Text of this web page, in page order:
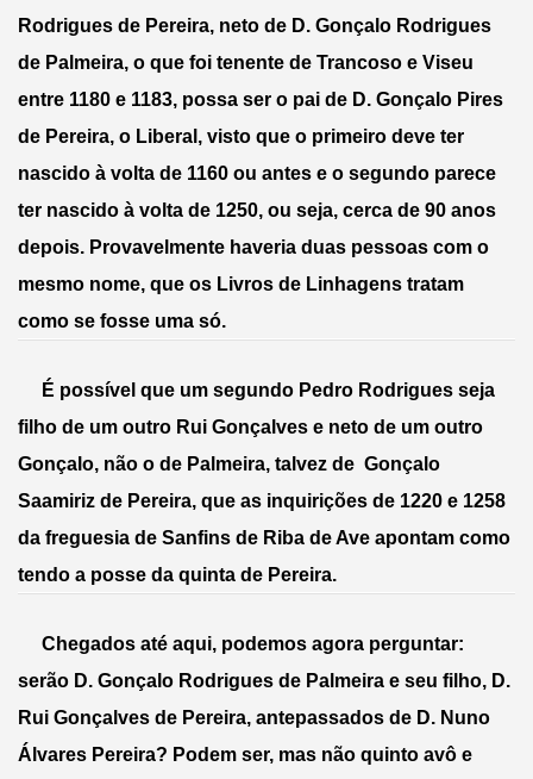
Rodrigues de Pereira, neto de D. Gonçalo Rodrigues
de Palmeira, o que foi tenente de Trancoso e Viseu
entre 1180 e 1183, possa ser o pai de D. Gonçalo Pires
de Pereira, o Liberal, visto que o primeiro deve ter
nascido à volta de 1160 ou antes e o segundo parece
ter nascido à volta de 1250, ou seja, cerca de 90 anos
depois. Provavelmente haveria duas pessoas com o
mesmo nome, que os Livros de Linhagens tratam
como se fosse uma só.
É possível que um segundo Pedro Rodrigues seja
filho de um outro Rui Gonçalves e neto de um outro
Gonçalo, não o de Palmeira, talvez de  Gonçalo
Saamiriz de Pereira, que as inquirições de 1220 e 1258
da freguesia de Sanfins de Riba de Ave apontam como
tendo a posse da quinta de Pereira.
Chegados até aqui, podemos agora perguntar:
serão D. Gonçalo Rodrigues de Palmeira e seu filho, D.
Rui Gonçalves de Pereira, antepassados de D. Nuno
Álvares Pereira? Podem ser, mas não quinto avô e